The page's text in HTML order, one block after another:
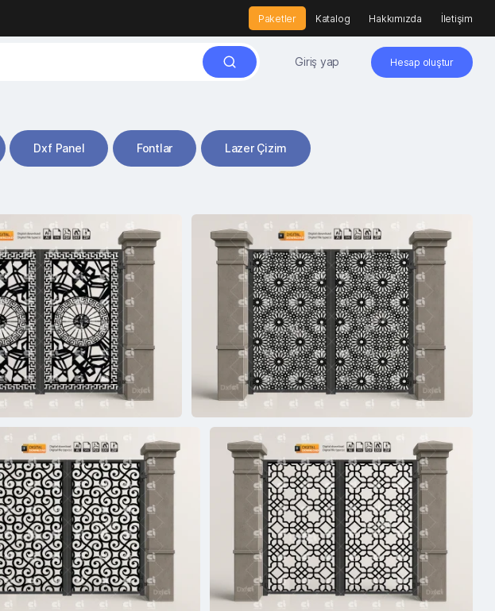
Paketler Katalog Hakkımızda İletişim
Giriş yap Hesap oluştur
Dxf Panel Fontlar Lazer Çizim